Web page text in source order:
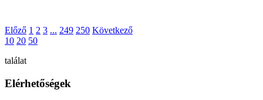
Előző 1 2 3 ... 249 250 Következő
10 20 50
találat
Elérhetőségek